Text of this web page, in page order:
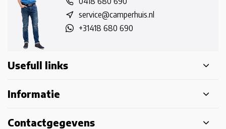
service@camperhuis.nl
+31418 680 690
Usefull links
Informatie
Contactgegevens